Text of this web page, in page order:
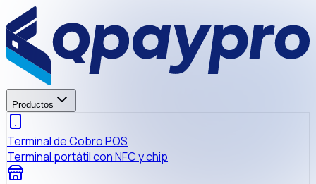
Productos
Terminal de Cobro POS
Terminal portátil con NFC y chip